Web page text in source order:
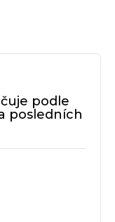
podle
posledních